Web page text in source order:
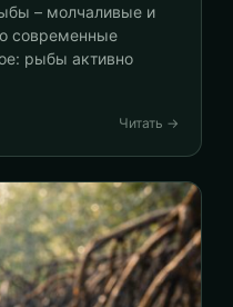
– молчаливые и
современные
рыбы активно
Читать →